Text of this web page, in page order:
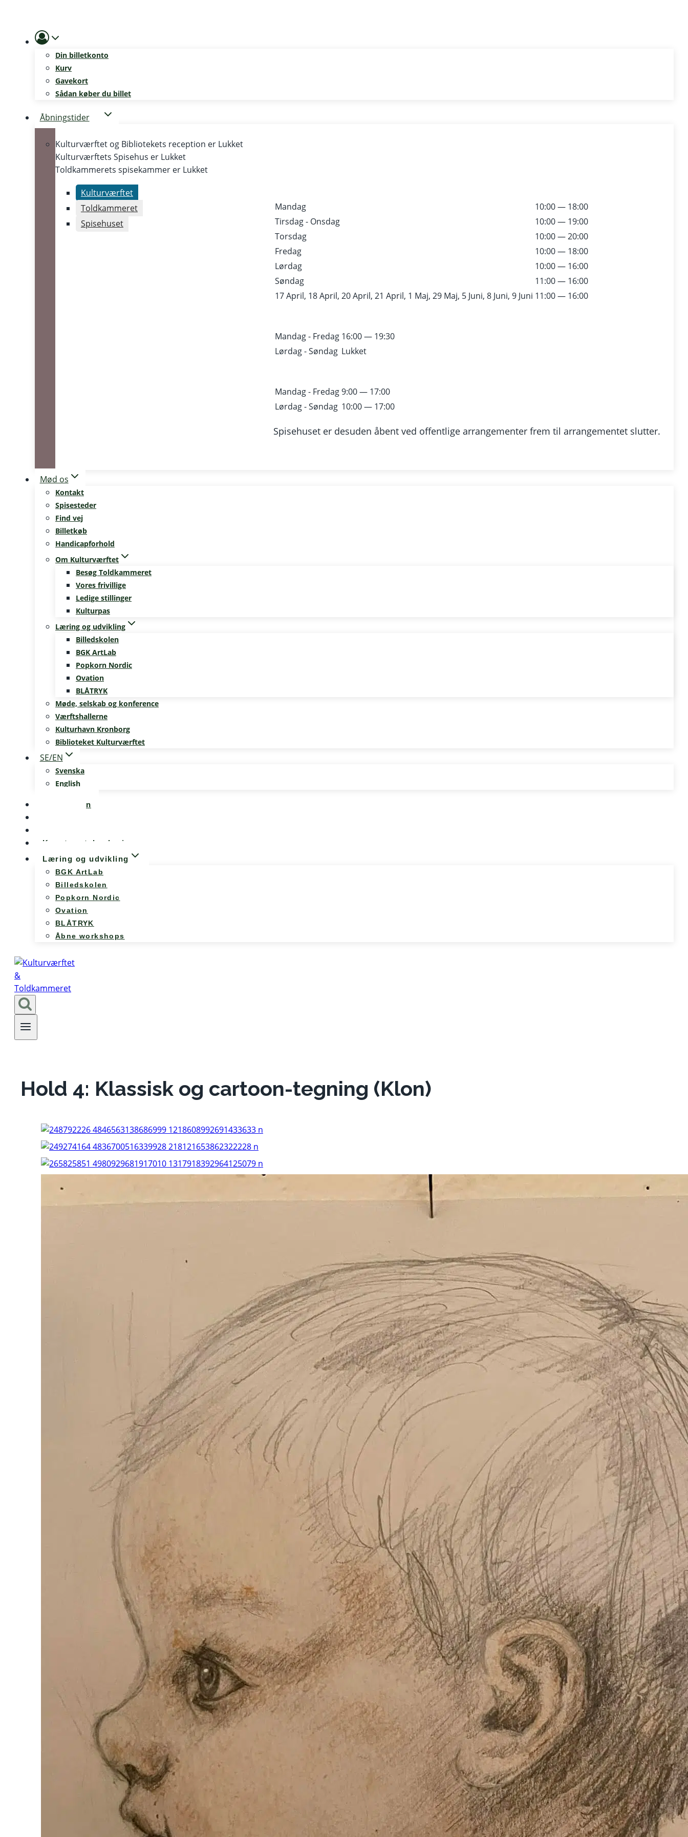
Din billetkonto
Kurv
Gavekort
Sådan køber du billet
Åbningstider
Kulturværftet og Bibliotekets reception er Lukket
Kulturværftets Spisehus er Lukket
Toldkammerets spisekammer er Lukket
Kulturværftet
Toldkammeret
Spisehuset
Mandag
10:00 — 18:00
Tirsdag - Onsdag
10:00 — 19:00
Torsdag
10:00 — 20:00
Fredag
10:00 — 18:00
Lørdag
10:00 — 16:00
Søndag
11:00 — 16:00
17 April, 18 April, 20 April, 21 April, 1 Maj, 29 Maj, 5 Juni, 8 Juni, 9 Juni 11:00 — 16:00
Mandag - Fredag 16:00 — 19:30
Lørdag - Søndag Lukket
Mandag - Fredag9:00 — 17:00
Lørdag - Søndag 10:00 — 17:00
Spisehuset er desuden åbent ved offentlige arrangementer frem til arrangementet slutter.
Mød os
Kontakt
Spisesteder
Find vej
Billetkøb
Handicapforhold
Om Kulturværftet
Besøg Toldkammeret
Vores frivillige
Ledige stillinger
Kulturpas
Læring og udvikling
Billedskolen
BGK ArtLab
Popkorn Nordic
Ovation
BLÅTRYK
Møde, selskab og konference
Værftshallerne
Kulturhavn Kronborg
Biblioteket Kulturværftet
SE/EN
Svenska
English
Kalenderen
Kunst og teknologi
Læring og udvikling
BGK ArtLab
Billedskolen
Popkorn Nordic
Ovation
BLÅTRYK
Åbne workshops
Hold 4: Klassisk og cartoon-tegning (Klon)